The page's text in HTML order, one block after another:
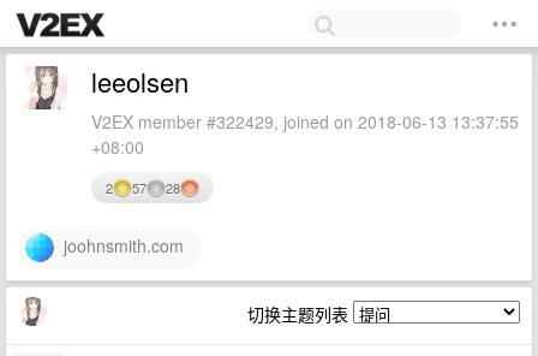
leeolsen
V2EX member #322429, joined on 2018-06-13 13:37:55
+08:00
2 57 28
joohnsmith.com
切换主题列表